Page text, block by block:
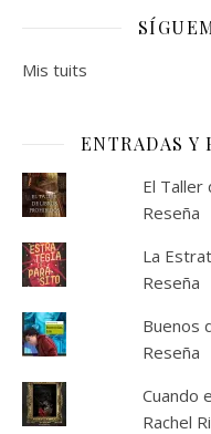
Mis tuits
ENTRADAS Y
El Taller
Reseña
La
Reseña
Buenos
Reseña
Cuando
Rachel